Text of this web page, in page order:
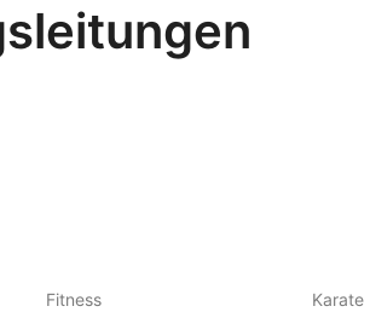
Fitness Karate